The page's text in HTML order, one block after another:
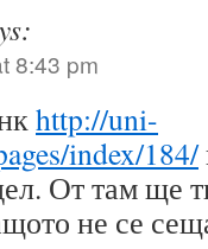
8:43 pm
http://uni-
index/184/
От там ще
не се